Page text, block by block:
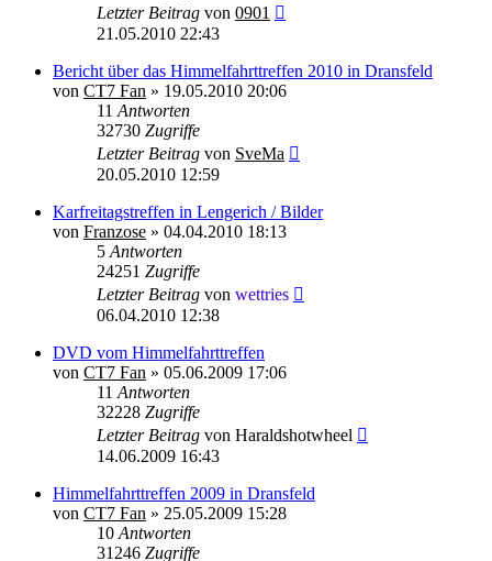
Letzter Beitrag von 0901
21.05.2010 22:43
Bericht über das Himmelfahrttreffen 2010 in Dransfeld
von CT7 Fan » 19.05.2010 20:06
11 Antworten
32730 Zugriffe
Letzter Beitrag von SveMa
20.05.2010 12:59
Karfreitagstreffen in Lengerich / Bilder
von Franzose » 04.04.2010 18:13
5 Antworten
24251 Zugriffe
Letzter Beitrag von wettries
06.04.2010 12:38
DVD vom Himmelfahrttreffen
von CT7 Fan » 05.06.2009 17:06
11 Antworten
32228 Zugriffe
Letzter Beitrag von Haraldshotwheel
14.06.2009 16:43
Himmelfahrttreffen 2009 in Dransfeld
von CT7 Fan » 25.05.2009 15:28
10 Antworten
31246 Zugriffe